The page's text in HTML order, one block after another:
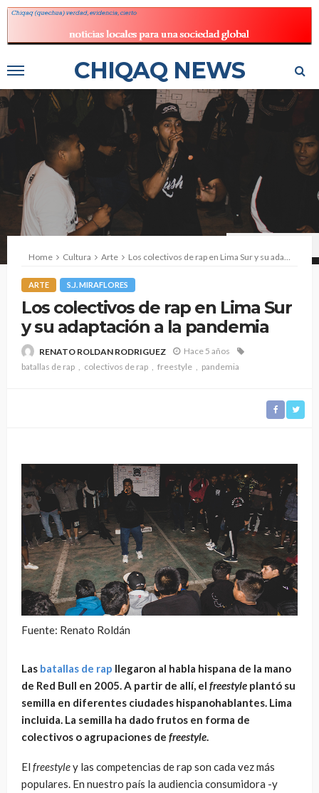
CHIQAQ NEWS
Home
Cultura Arte Los colectivos de rap en Lima Sur y su adaptación a la pandemia
ARTE S.J. MIRAFLORES
Los colectivos de rap en Lima Sur
y su adaptación a la pandemia
RENATO ROLDAN RODRIGUEZ
Hace 5 años
batallas de rap
colectivos de rap freestyle pandemia
Fuente: Renato Roldán
Las batallas de rap llegaron al habla hispana de la mano
de Red Bull en 2005. A partir de allí, el freestyle plantó su
semilla en diferentes ciudades hispanohablantes. Lima
incluida. La semilla ha dado frutos en forma de
colectivos o agrupaciones de freestyle.
El freestyley las competencias de rap son cada vez más
populares. En nuestro país la audiencia consumidora -y